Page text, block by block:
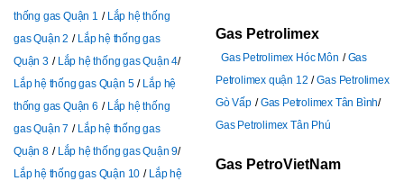
thống gas Quận 1
Lắp hệ thống
gas Quận 2
Lắp hệ thống gas
Quận 3
Lắp hệ thống gas Quận 4
Lắp hệ thống gas Quận 5
Lắp hệ
thống gas Quận 6
Lắp hệ thống
gas Quận 7
Lắp hệ thống gas
Quận 8
Lắp hệ thống gas Quận 9
Lắp hệ thống gas Quận 10
Lắp hệ
Gas Petrolimex
Gas Petrolimex Hóc Môn
Gas
Petrolimex quận 12
Gas Petrolimex
Gò Vấp
Gas Petrolimex Tân Bình
Gas Petrolimex Tân Phú
Gas PetroVietNam